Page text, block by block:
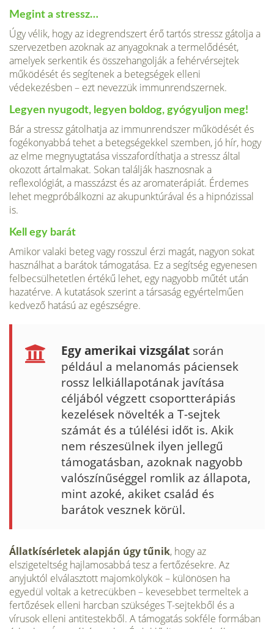
Megint a stressz…
Úgy vélik, hogy az idegrendszert érő tartós stressz gátolja a
szervezetben azoknak az anyagoknak a termelődését,
amelyek serkentik és összehangolják a fehérvérsejtek
működését és segítenek a betegségek elleni
védekezésben – ezt nevezzük immunrendszernek.
Legyen nyugodt, legyen boldog, gyógyuljon meg!
Bár a stressz gátolhatja az immunrendszer működését és
fogékonyabbá tehet a betegségekkel szemben, jó hír, hogy
az elme megnyugtatása visszafordíthatja a stressz által
okozott ártalmakat. Sokan találják hasznosnak a
reflexológiát, a masszázst és az aromaterápiát. Érdemes
lehet megpróbálkozni az akupunktúrával és a hipnózissal
is.
Kell egy barát
Amikor valaki beteg vagy rosszul érzi magát, nagyon sokat
használhat a barátok támogatása. Ez a segítség egyenesen
felbecsülhetetlen értékű lehet, egy nagyobb műtét után
hazatérve. A kutatások szerint a társaság egyértelműen
kedvező hatású az egészségre.
Egy amerikai vizsgálat során
például a melanomás páciensek
rossz lelkiállapotának javítása
céljából végzett csoportterápiás
kezelések növelték a T-sejtek
számát és a túlélési időt is. Akik
nem részesülnek ilyen jellegű
támogatásban, azoknak nagyobb
valószínűséggel romlik az állapota,
mint azoké, akiket család és
barátok vesznek körül.
Állatkísérletek alapján úgy tűnik, hogy az
elszigeteltség hajlamosabbá tesz a fertőzésekre. Az
anyjuktól elválasztott majomkölykök – különösen ha
egyedül voltak a ketrecükben – kevesebbet termeltek a
fertőzések elleni harcban szükséges T-sejtekből és a
vírusok elleni antitestekből. A támogatás sokféle formában